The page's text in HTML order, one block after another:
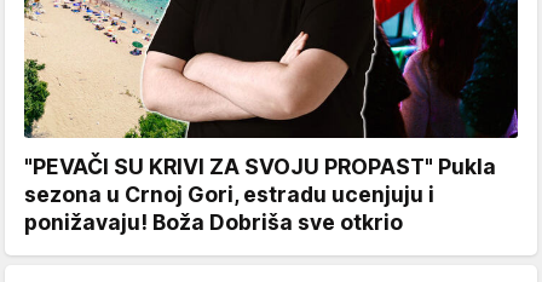
"PEVAČI SU KRIVI ZA SVOJU PROPAST" Pukla
sezona u Crnoj Gori, estradu ucenjuju i
ponižavaju! Boža Dobriša sve otkrio